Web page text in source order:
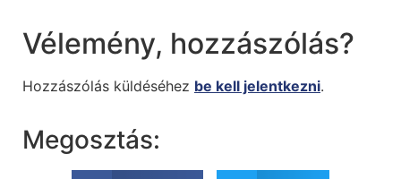
Vélemény, hozzászólás?
Hozzászólás küldéséhez be kell jelentkezni.
Megosztás: